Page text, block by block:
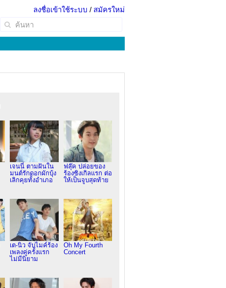
ลงชื่อเข้าใช้ระบบ / สมัครใหม่
เจนนี่ ตามฝันใน
มนต์รักดอกผักบุ้ง
เลิกคุยทั้งอำเภอ
ฟลุ๊ค ปล่อยของ
ร้องซิงเกิลแรก ต่อ
ให้เป็นจูบสุดท้าย
เต-นิว จับไมค์ร้อง
เพลงคู่ครั้งแรก
ไม่มีนิยาม
Oh My Fourth
Concert